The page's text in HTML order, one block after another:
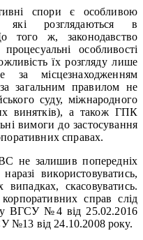
спори є особливою
які розглядаються в
того ж, законодавство
особливості
їх розгляду лише
за місцезнаходженням
загальним правилом не
суду, міжнародного
винятків), а також ГПК
вимоги до застосування
справах.
не залишив попередніх
використовуватись,
скасовуватись.
справ слід
ВГСУ №4 від 25.02.2016
№13 від 24.10.2008 року.